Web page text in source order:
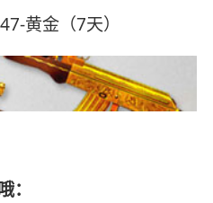
黄金（7天）
：